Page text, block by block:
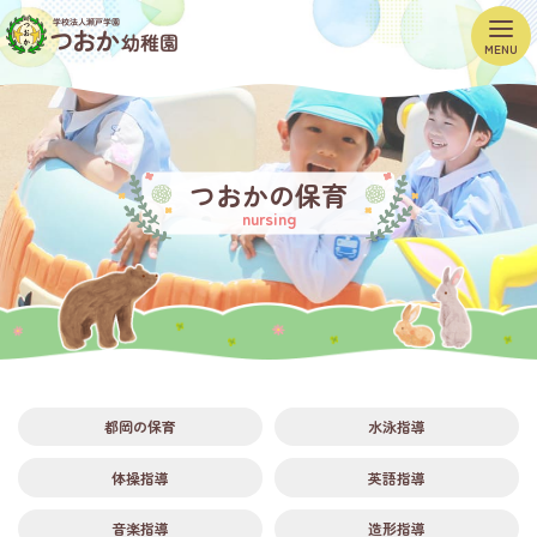
MENU
つおかの保育
nursing
都岡の保育 水泳指導
体操指導 英語指導
音楽指導 造形指導